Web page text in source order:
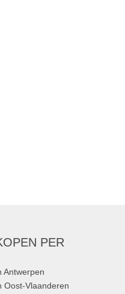
PER
Antwerpen
Oost-Vlaanderen